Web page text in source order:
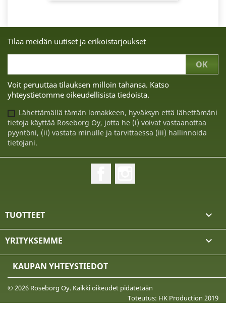
Tilaa meidän uutiset ja erikoistarjoukset
Voit peruuttaa tilauksen milloin tahansa. Katso
yhteystietomme oikeudellisista tiedoista.
Lähettämällä tämän lomakkeen, hyväksyn että lähettämäni
tietoja käyttää Roseborg Oy, jotta he (i) voivat vastaanottaa
pyyntöni, (ii) vastata minulle ja tarvittaessa (iii) hallinnoida
tietojani.
TUOTTEET 
YRITYKSEMME 
KAUPAN YHTEYSTIEDOT
© 2026 Roseborg Oy. Kaikki oikeudet pidätetään
Toteutus: HK Production 2019